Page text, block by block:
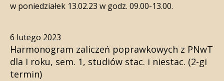
w poniedziałek 13.02.23 w godz. 09.00-13.00.
6 lutego 2023
Harmonogram zaliczeń poprawkowych z PNwT
dla I roku, sem. 1, studiów stac. i niestac. (2-gi
termin)